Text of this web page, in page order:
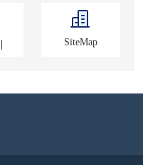
SiteMap